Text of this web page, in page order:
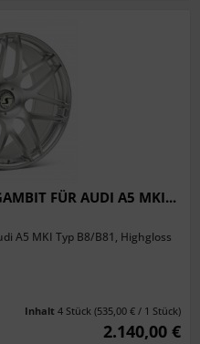
FÜR AUDI A5 MKI...
A5 MKI Typ B8/B81, Highgloss
Inhalt 4 Stück (535,00 € / 1 Stück)
2.140,00 €